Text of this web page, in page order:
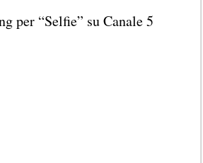
per “Selfie” su Canale 5